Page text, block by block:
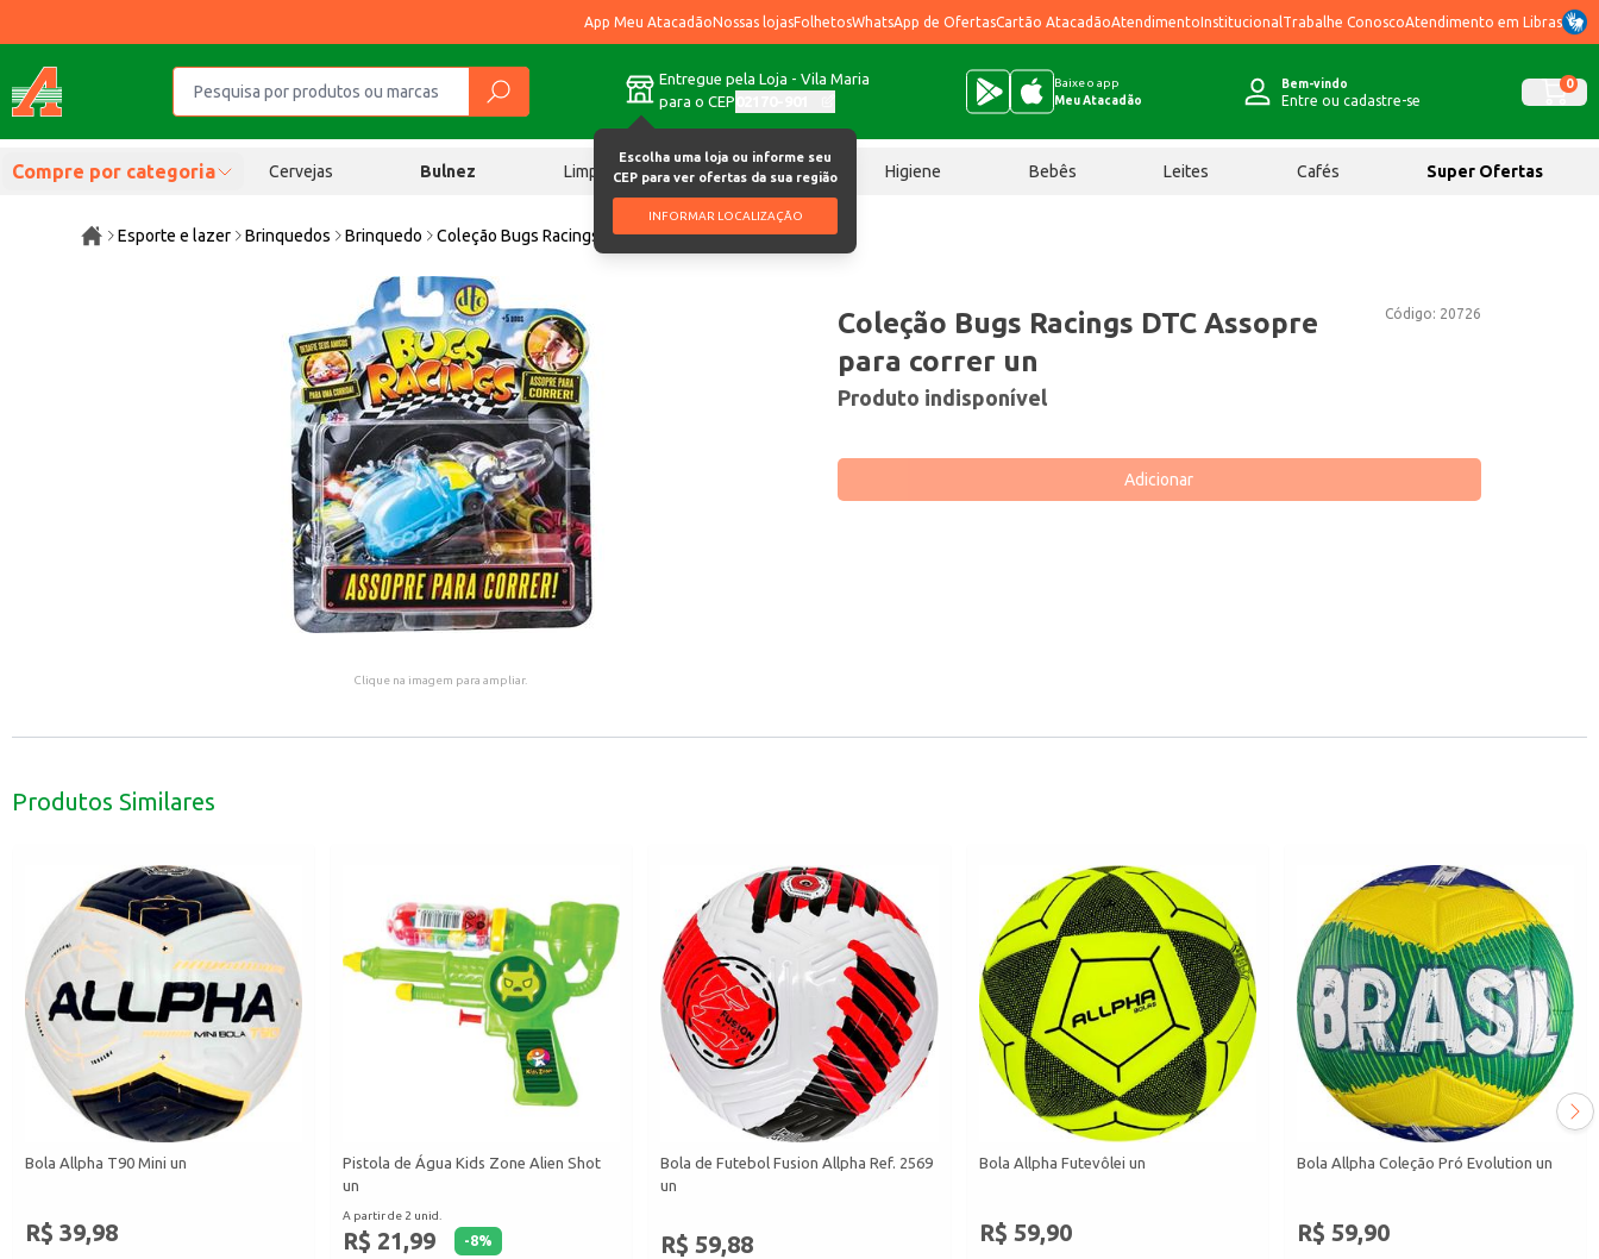
App Meu AtacadãoNossas lojasFolhetosWhatsApp de OfertasCartão AtacadãoAtendimentoInstitucional Trabalhe ConoscoAtendimento em Libras
Entregue pela Loja - Vila Maria
para o CEP
Escolha uma loja ou informe seu
CEP para ver ofertas da sua região
INFORMAR LOCALIZAÇÃO
Baixe o app
Meu Atacadão
Bem-vindo
Entre ou cadastre-se
0
Compre por categoria Cervejas Bulnez Limpeza Chocolates Higiene Bebês Leites Cafés Super Ofertas
Esporte e lazer Brinquedos Brinquedo Coleção Bugs Racings DTC Assopre para correr un
Clique na imagem para ampliar.
Código: 20726
Coleção Bugs Racings DTC Assopre
para correr un
Produto indisponível
Adicionar
Produtos Similares
Bola Allpha T90 Mini un
R$ 39,98
Pistola de Água Kids Zone Alien Shot
un
A partir de 2 unid.
R$ 21,99 -8%
Bola de Futebol Fusion Allpha Ref. 2569
un
R$ 59,88
Bola Allpha Futevôlei un
R$ 59,90
Bola Allpha Coleção Pró Evolution un
R$ 59,90